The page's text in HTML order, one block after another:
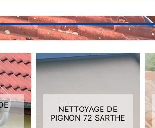
NETTOYAGE DE
PIGNON 72 SARTHE